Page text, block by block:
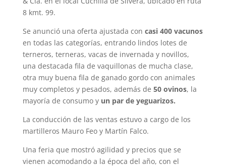
8 kmt. 99.
Se anunció una oferta ajustada con casi 400 vacunos
en todas las categorías, entrando lindos lotes de
terneros, terneras, vacas de invernada y novillos,
una destacada fila de vaquillonas de mucha clase,
otra muy buena fila de ganado gordo con animales
muy completos y pesados, además de 50 ovinos, la
mayoría de consumo y un par de yeguarizos.
La conducción de las ventas estuvo a cargo de los
martilleros Mauro Feo y Martín Falco.
Una feria que mostró agilidad y precios que se
vienen acomodando a la época del año, con el